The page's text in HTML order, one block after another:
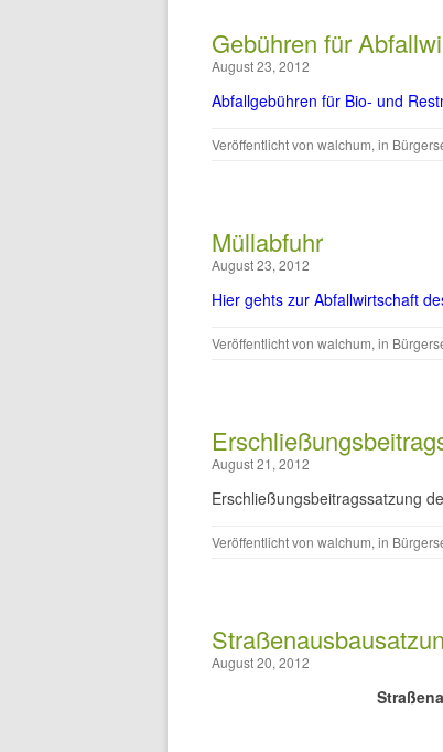
Gebühren für
August 23, 2012
Abfallgebühren für Bio- und
Veröffentlicht von walchum, in
Müllabfuhr
August 23, 2012
Hier gehts zur Abfallwirtschaft
Veröffentlicht von walchum, in
August 21, 2012
Erschließungsbeitragssatzung
Veröffentlicht von walchum, in
August 20, 2012